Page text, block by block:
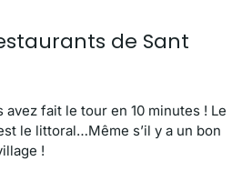
de Sant
fait le tour en 10 minutes ! Le
le littoral…Même s’il y a un bon
!